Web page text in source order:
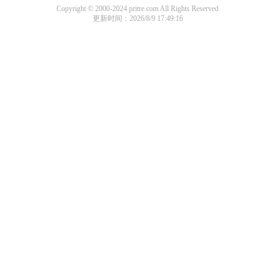
Copyright © 2000-2024 pritre.com All Rights Reserved
更新时间：2026/8/9 17:49:16